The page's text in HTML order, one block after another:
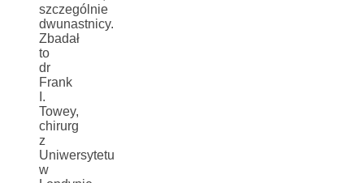
szczególnie
dwunastnicy.
Zbadał
to
dr
Frank
I.
Towey,
chirurg
z
Uniwersytetu
w